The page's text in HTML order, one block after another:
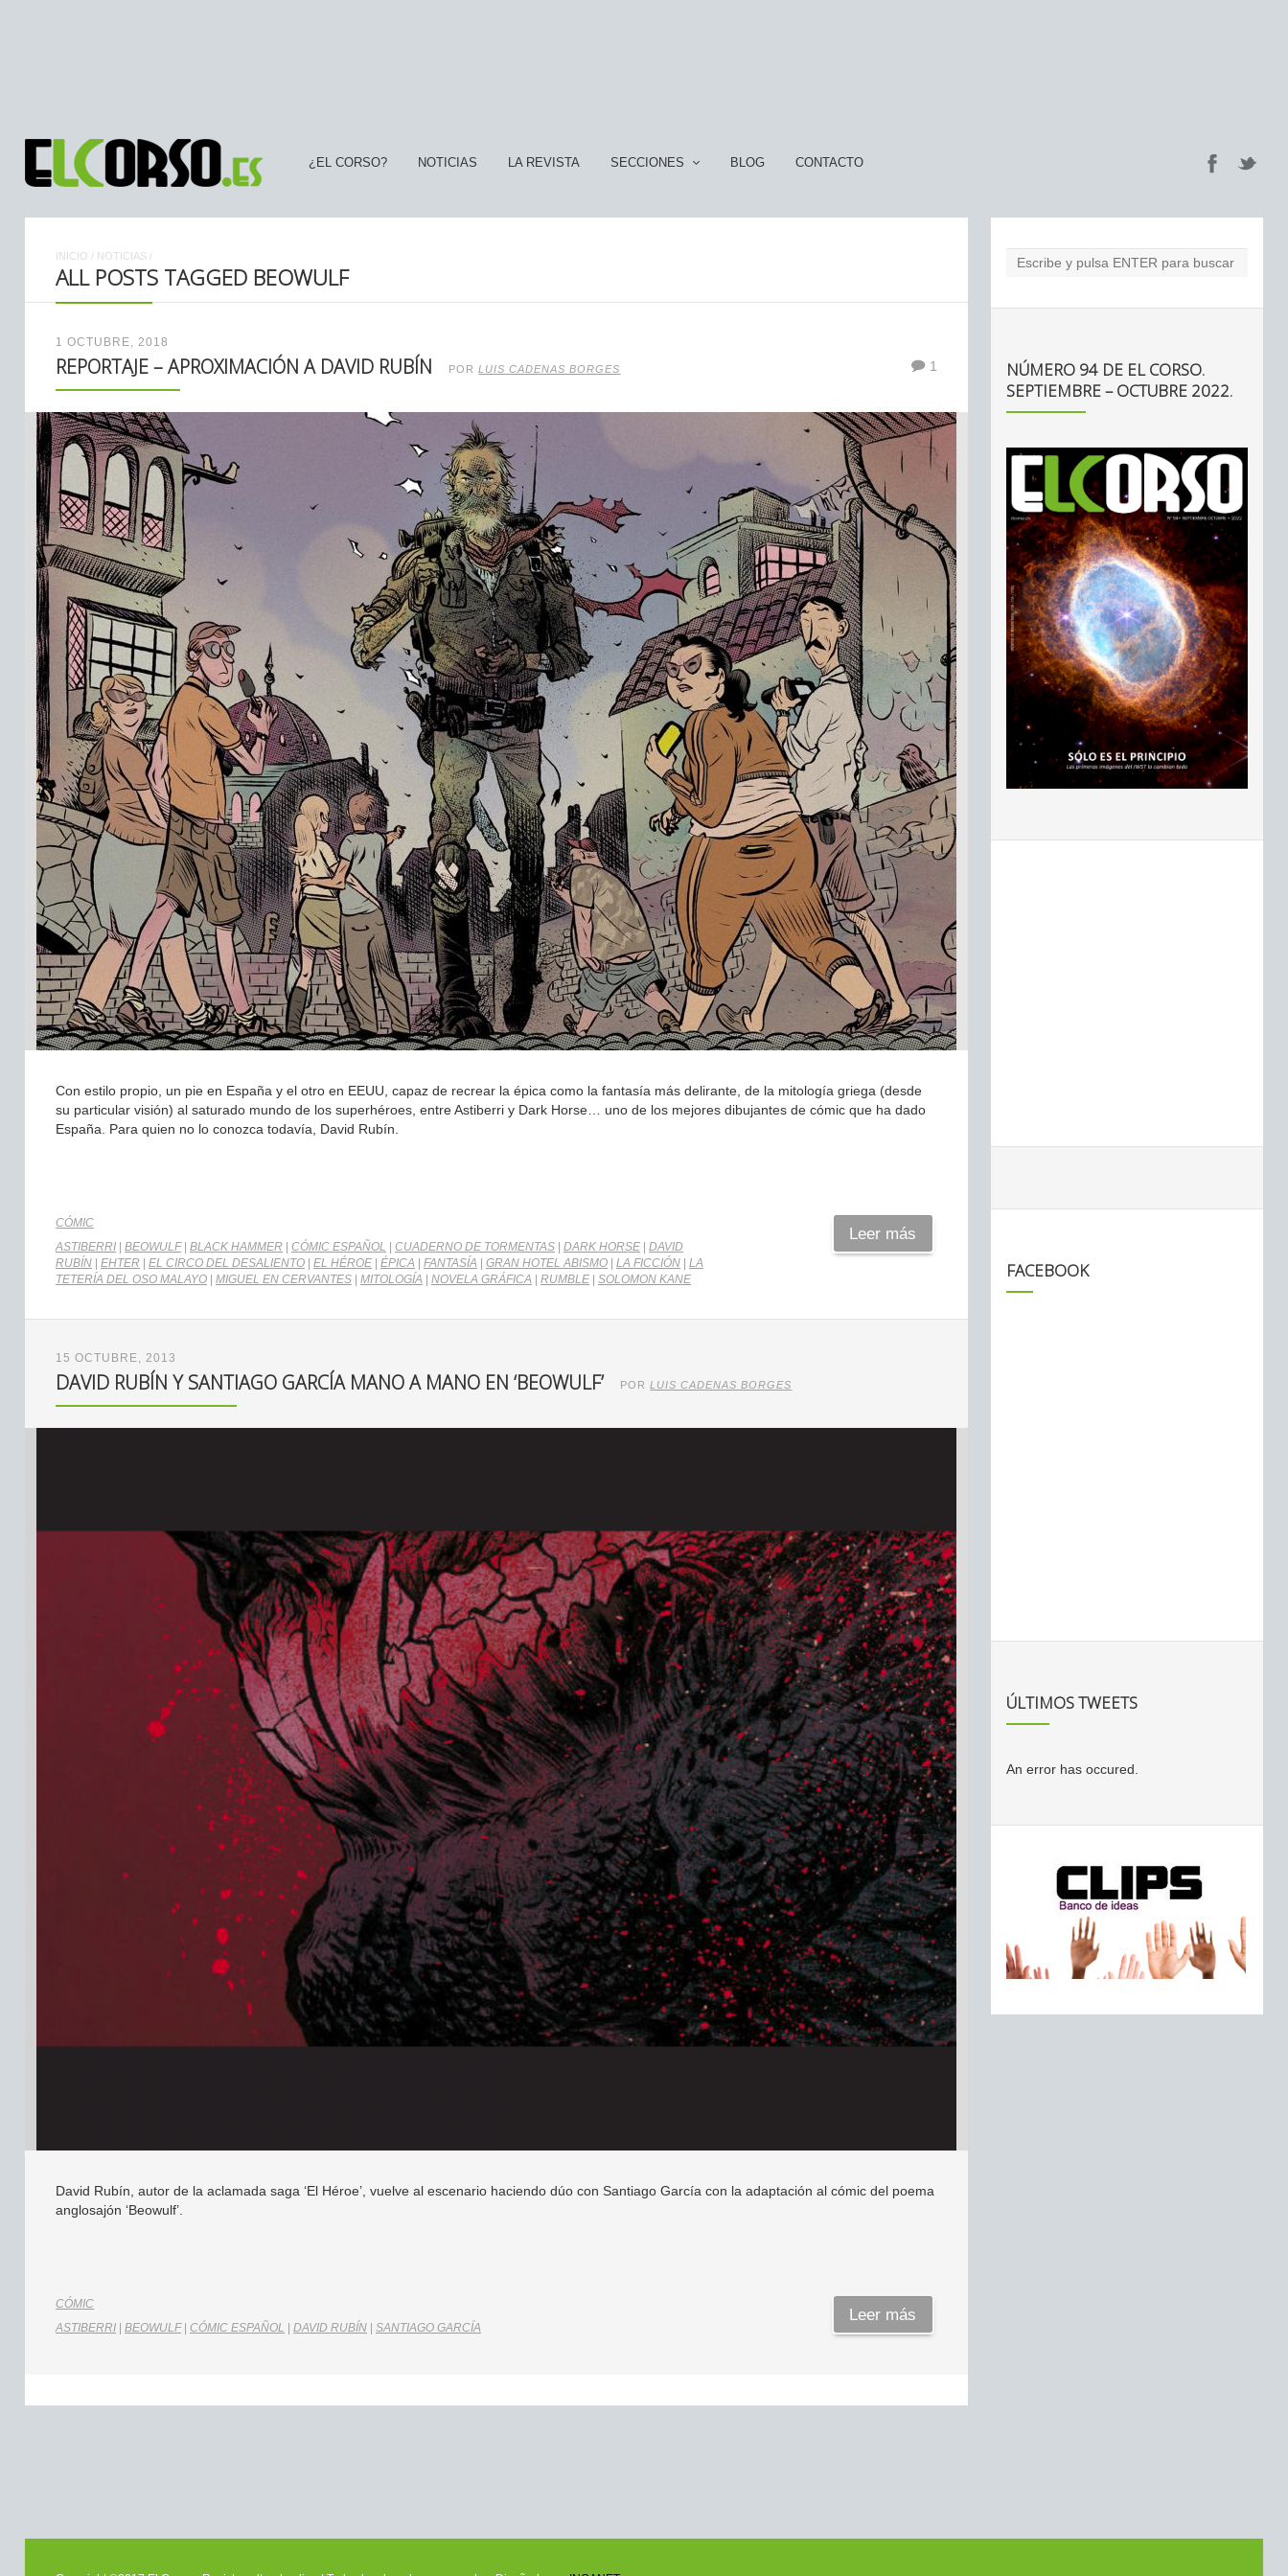
¿EL CORSO? NOTICIAS LA REVISTA SECCIONES BLOG CONTACTO
INICIO / NOTICIAS /
ALL POSTS TAGGED BEOWULF
1 OCTUBRE, 2018
REPORTAJE – APROXIMACIÓN A DAVID RUBÍN PORLUIS CADENAS BORGES 1
Con estilo propio, un pie en España y el otro en EEUU, capaz de recrear la épica como la fantasía más delirante, de la mitología griega (desde
su particular visión) al saturado mundo de los superhéroes, entre Astiberri y Dark Horse… uno de los mejores dibujantes de cómic que ha dado
España. Para quien no lo conozca todavía, David Rubín.
CÓMIC
ASTIBERRI
BEOWULF| BLACK HAMMER CÓMIC ESPAÑOL CUADERNO DE TORMENTAS DARK HORSE
DAVID
RUBÍN
EHTER EL CIRCO DEL DESALIENTO EL HÉROE ÉPICA FANTASÍA GRAN HOTEL ABISMO LA FICCIÓN
LA
TETERÍA DEL OSO MALAYO
MIGUEL EN CERVANTES MITOLOGÍA NOVELA GRÁFICA RUMBLE SOLOMON KANE
Leer más
15 OCTUBRE, 2013
DAVID RUBÍN Y SANTIAGO GARCÍA MANO A MANO EN ‘BEOWULF’ PORLUIS CADENAS BORGES
David Rubín, autor de la aclamada saga ‘El Héroe’, vuelve al escenario haciendo dúo con Santiago García con la adaptación al cómic del poema
anglosajón ‘Beowulf’.
CÓMIC
ASTIBERRI
BEOWULF| CÓMIC ESPAÑOL DAVID RUBÍN SANTIAGO GARCÍA
Leer más
NÚMERO 94 DE EL CORSO.
SEPTIEMBRE – OCTUBRE 2022.
FACEBOOK
ÚLTIMOS TWEETS
An error has occured.